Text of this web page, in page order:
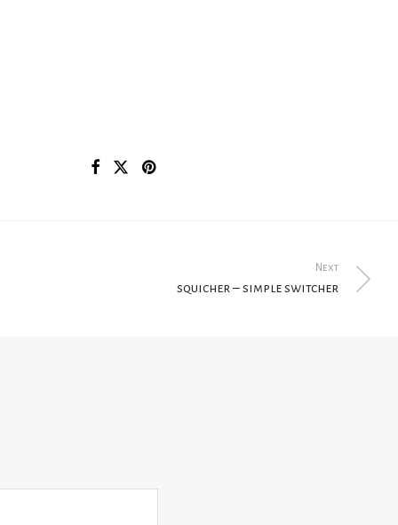
Next
squicher – simple switcher